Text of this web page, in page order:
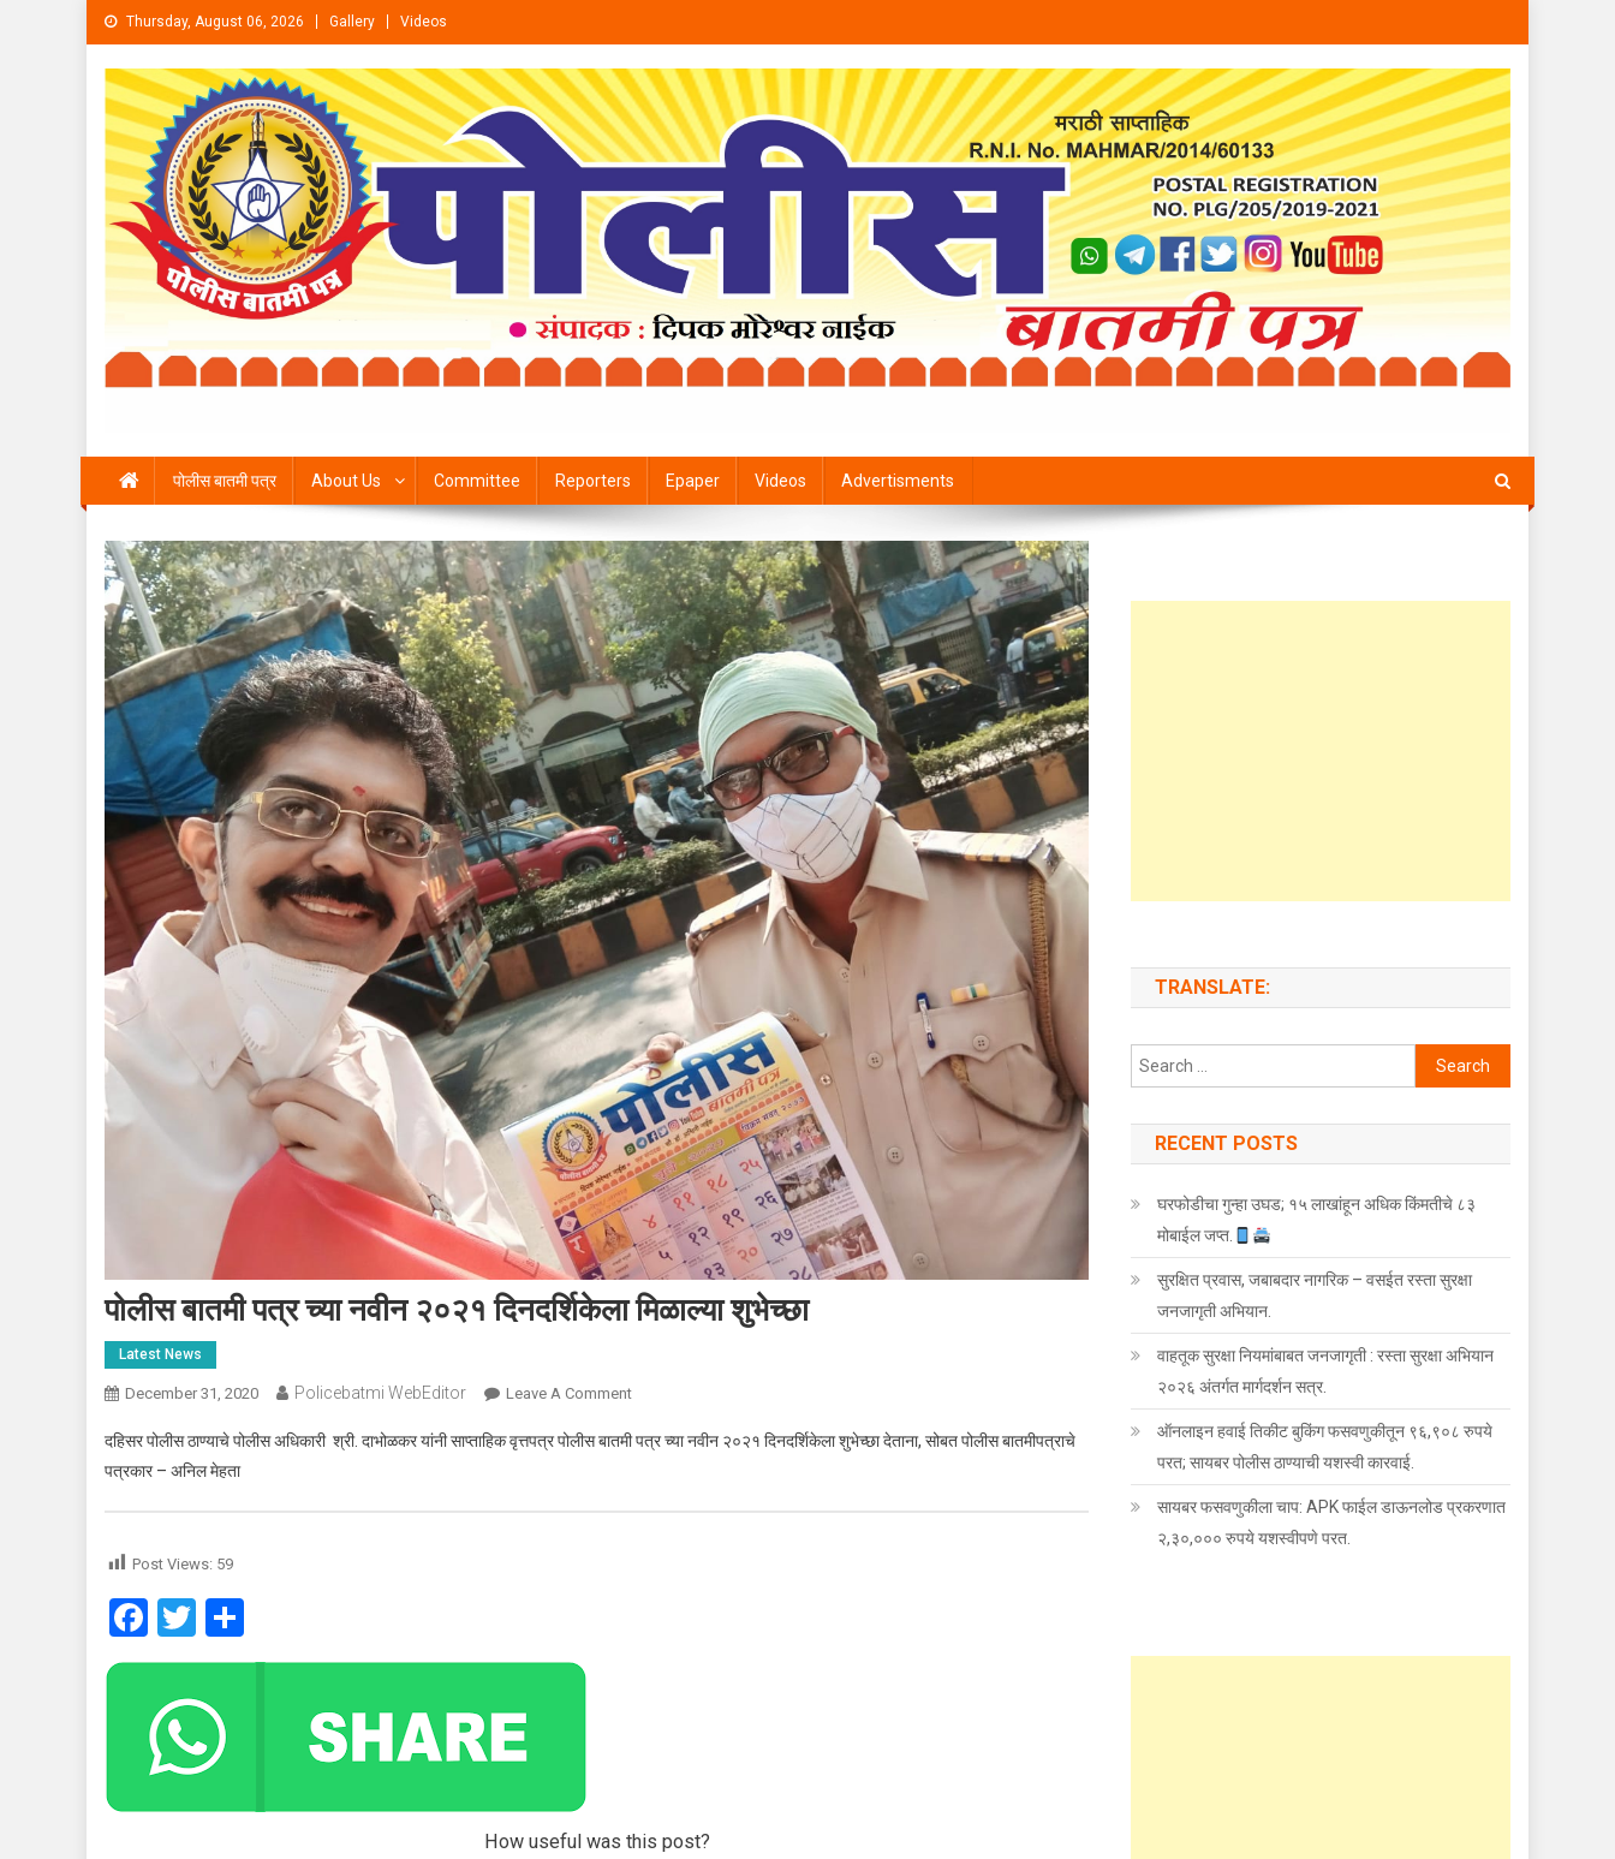
Skip to content
Thursday, August 06, 2026 Gallery Videos
पोलीस बातमी पत्र About Us Committee Reporters Epaper Videos Advertisments
पोलीस बातमी पत्र च्या नवीन २०२१ दिनदर्शिकेला मिळाल्या शुभेच्छा
Latest News
December 31, 2020 Policebatmi WebEditor Leave A Comment
दहिसर पोलीस ठाण्याचे पोलीस अधिकारी श्री. दाभोळकर यांनी साप्ताहिक वृत्तपत्र पोलीस बातमी पत्र च्या नवीन २०२१ दिनदर्शिकेला शुभेच्छा देताना, सोबत पोलीस बातमीपत्राचे
पत्रकार – अनिल मेहता
Post Views: 59
Facebook
Twitter
How useful was this post?
TRANSLATE:
Search for:
RECENT POSTS
घरफोडीचा गुन्हा उघड; १५ लाखांहून अधिक किंमतीचे ८३
मोबाईल जप्त.
सुरक्षित प्रवास, जबाबदार नागरिक – वसईत रस्ता सुरक्षा
जनजागृती अभियान.
वाहतूक सुरक्षा नियमांबाबत जनजागृती : रस्ता सुरक्षा अभियान
२०२६ अंतर्गत मार्गदर्शन सत्र.
ऑनलाइन हवाई तिकीट बुकिंग फसवणुकीतून ९६,९०८ रुपये
परत; सायबर पोलीस ठाण्याची यशस्वी कारवाई.
सायबर फसवणुकीला चाप: APK फाईल डाऊनलोड प्रकरणात
२,३०,००० रुपये यशस्वीपणे परत.